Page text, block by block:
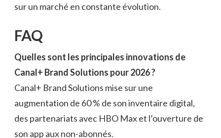
sur un marché en constante évolution.
FAQ
Quelles sont les principales innovations de
Canal+ Brand Solutions pour 2026 ?
Canal+ Brand Solutions mise sur une
augmentation de 60 % de son inventaire digital,
des partenariats avec HBO Max et l’ouverture de
son app aux non-abonnés.